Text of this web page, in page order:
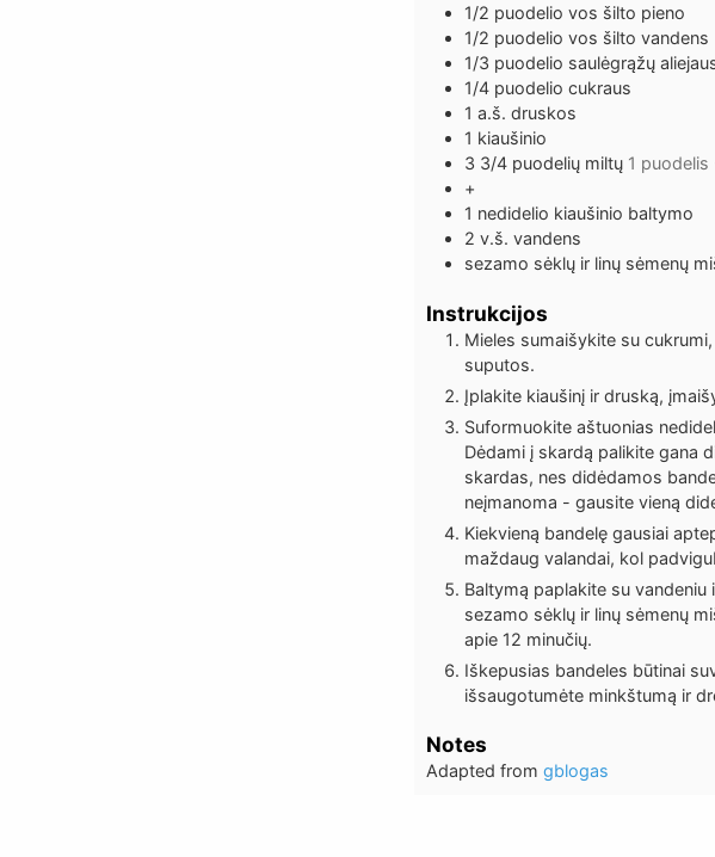
1/2 puodelio vos šilto pieno
1/2 puodelio vos šilto vandens
1/3 puodelio saulėgrąžų
1/4 puodelio cukraus
1 a.š. druskos
1 kiaušinio
3 3/4 puodelių miltų 1
+
1 nedidelio kiaušinio baltymo
2 v.š. vandens
sezamo sėklų ir linų sėmenų
Instrukcijos
Mieles sumaišykite su
suputos.
Įplakite kiaušinį ir druską,
Suformuokite aštuonias
Dėdami į skardą palikite gana
skardas, nes didėdamos
neįmanoma - gausite vieną
Kiekvieną bandelę gausiai
maždaug valandai, kol
Baltymą paplakite su
sezamo sėklų ir linų sėmenų
apie 12 minučių.
Iškepusias bandeles būtinai
išsaugotumėte minkštumą ir
Notes
Adapted from gblogas